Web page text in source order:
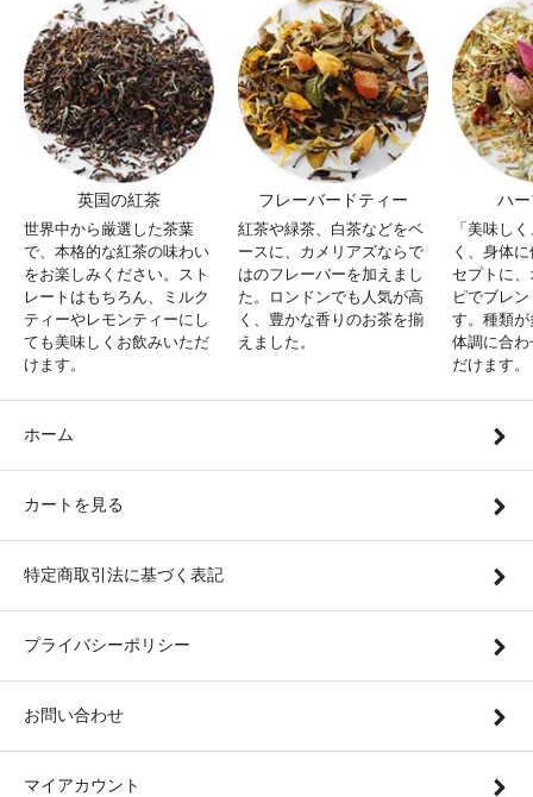
英国の紅茶
世界中から厳選した茶葉
で、本格的な紅茶の味わい
をお楽しみください。スト
レートはもちろん、ミルク
ティーやレモンティーにし
ても美味しくお飲みいただ
けます。
フレーバードティー
紅茶や緑茶、白茶などをベ
ースに、カメリアズならで
はのフレーバーを加えまし
た。ロンドンでも人気が高
く、豊かな香りのお茶を揃
えました。
ハ
「美味し
く、身体
セプトに
ピでブレ
す。種類
体調に合
だけます。
ホーム
カートを見る
特定商取引法に基づく表記
プライバシーポリシー
お問い合わせ
マイアカウント